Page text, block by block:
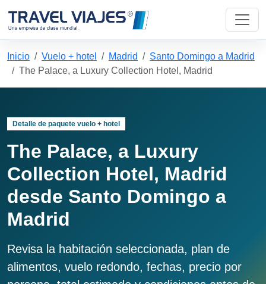
Inicio Vuelo + hotel Madrid
Santo Domingo a Madrid
The Palace, a Luxury Collection Hotel, Madrid
Detalle de paquete vuelo + hotel
The Palace, a Luxury
Collection Hotel, Madrid
desde Santo Domingo a
Madrid
Revisa la habitación seleccionada, plan de
alimentos, vuelo redondo, fechas, precio por